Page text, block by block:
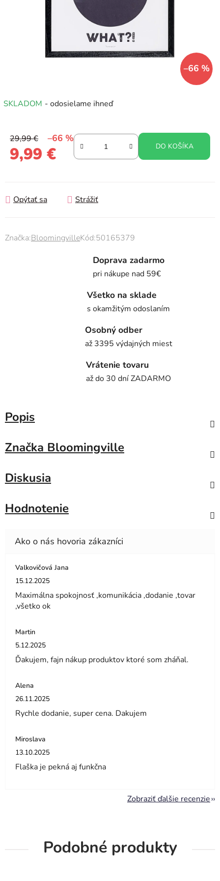
SKLADOM - odosielame ihneď
29,99 € –66 %
9,99 € DO KOŠÍKA
Opýtať sa Strážiť
Značka:BloomingvilleKód:50165379
–66 %
Doprava zadarmo
pri nákupe nad 59€
Všetko na sklade
s okamžitým odoslaním
Osobný odber
až 3395 výdajných miest
Vrátenie tovaru
až do 30 dní ZADARMO
Popis
Značka Bloomingville
Diskusia
Hodnotenie
Valkovičová Jana
Hodnotenie obchodu je 5 z 5 hviezdičiek.
15.12.2025
Maximálna spokojnosť ,komunikácia ,dodanie ,tovar
,všetko ok
Martin
Hodnotenie obchodu je 5 z 5 hviezdičiek.
5.12.2025
Ďakujem, fajn nákup produktov ktoré som zháňal.
Alena
Hodnotenie obchodu je 5 z 5 hviezdičiek.
26.11.2025
Rychle dodanie, super cena. Dakujem
Miroslava
Hodnotenie obchodu je 5 z 5 hviezdičiek.
13.10.2025
Flaška je pekná aj funkčna
Zobraziť ďalšie recenzie
Podobné produkty